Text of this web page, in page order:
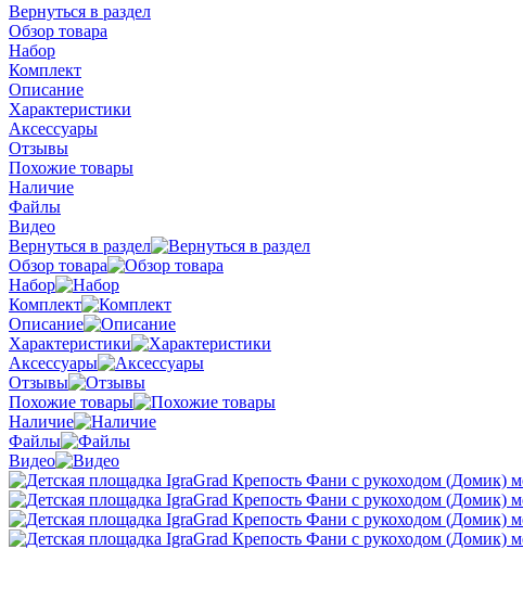
Вернуться в раздел
Обзор товара
Набор
Комплект
Описание
Характеристики
Аксессуары
Отзывы
Похожие товары
Наличие
Файлы
Видео
Вернуться в раздел
Обзор товара
Набор
Комплект
Описание
Характеристики
Аксессуары
Отзывы
Похожие товары
Наличие
Файлы
Видео